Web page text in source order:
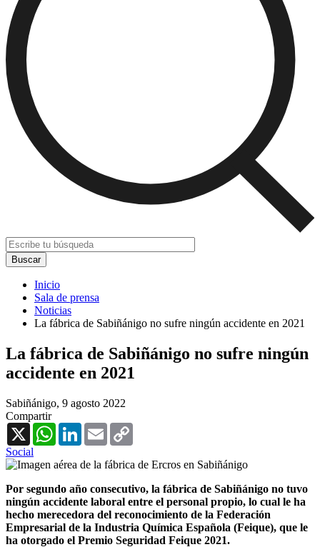
Inicio
Sala de prensa
Noticias
La fábrica de Sabiñánigo no sufre ningún accidente en 2021
La fábrica de Sabiñánigo no sufre ningún
accidente en 2021
Sabiñánigo, 9 agosto 2022
Compartir
X
WhatsAppLinkedInEmail
Social
Por segundo año consecutivo, la fábrica de Sabiñánigo no tuvo
ningún accidente laboral entre el personal propio, lo cual le ha
hecho merecedora del reconocimiento de la Federación
Empresarial de la Industria Química Española (Feique), que le
ha otorgado el Premio Seguridad Feique 2021.